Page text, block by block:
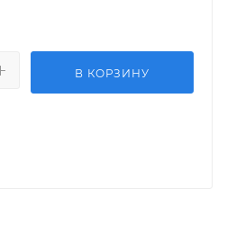
В КОРЗИНУ